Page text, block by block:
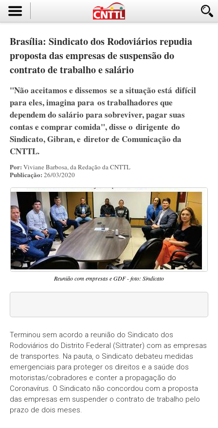
Brasília: Sindicato dos Rodoviários repudia
proposta das empresas de suspensão do
contrato de trabalho e salário
"Não aceitamos e dissemos se a situação está difícil
para eles, imagina para os trabalhadores que
dependem do salário para sobreviver, pagar suas
contas e comprar comida", disse o dirigente do
Sindicato, Gibran, e diretor de Comunicação da
CNTTL.
Por: Viviane Barbosa, da Redação da CNTTL
Publicação: 26/03/2020
Reunião com empresas e GDF - foto: Sindicato
Terminou sem acordo a reunião do Sindicato dos
Rodoviários do Distrito Federal (Sittrater) com as empresas
de transportes. Na pauta, o Sindicato debateu medidas
emergenciais para proteger os direitos e a saúde dos
motoristas/cobradores e conter a propagação do
Coronavírus. O Sindicato não concordou com a proposta
das empresas em suspender o contrato de trabalho pelo
prazo de dois meses.